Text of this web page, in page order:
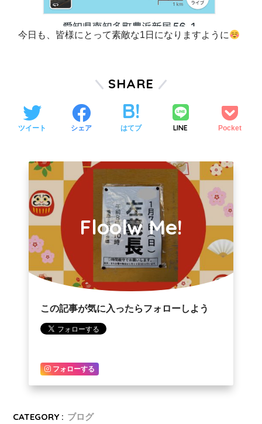
今日も、皆様にとって素敵な1日になりますように
SHARE
ツイート シェア はてブ LINE Pocket
Floolw Me!
この記事が気に入ったらフォローしよう
フォローする
CATEGORY : ブログ